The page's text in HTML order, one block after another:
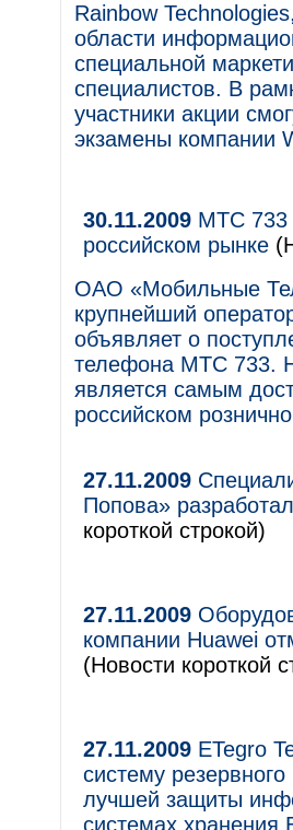
Rainbow
области
специальной
специалистов. В
участники акции
экзамены компании
30.11.2009 МТС 733
российском рынке
ОАО «Мобильные
крупнейший
объявляет о
телефона МТС 733.
является самым
российском
27.11.2009
Попова»
короткой строкой)
27.11.2009
компании Huawei
(Новости короткой
27.11.2009 ETegro
систему
лучшей защиты
системах хранения